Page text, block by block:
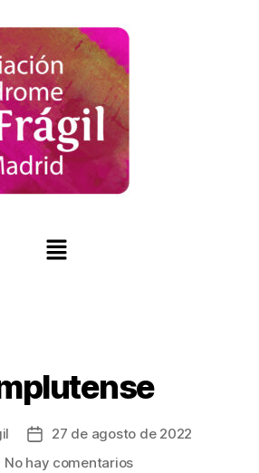
27 de agosto de 2022
No hay comentarios